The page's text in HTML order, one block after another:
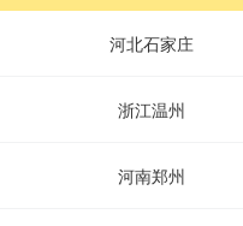
河北石家庄
浙江温州
河南郑州